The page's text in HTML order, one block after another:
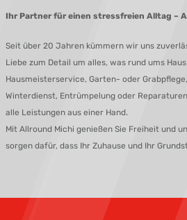
Ihr Partner für einen stressfreien Alltag –
Seit über 20 Jahren kümmern wir uns
Liebe zum Detail um alles, was rund ums
Hausmeisterservice, Garten- oder
Winterdienst, Entrümpelung oder
alle Leistungen aus einer Hand.
Mit Allround Michi genießen Sie Freiheit und
sorgen dafür, dass Ihr Zuhause und Ihr